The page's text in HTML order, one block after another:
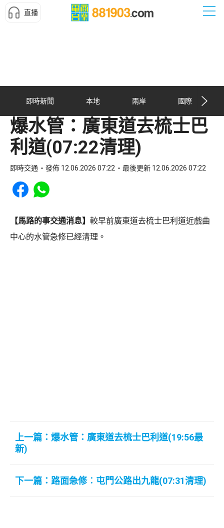
直播
即時新聞 本地 兩岸 國際
爆水管：廣東道去梳士巴
利道(07:22清理)
即時交通 發佈 12.06.2026 07:22 最後更新 12.06.2026 07:22
Share to Facebook
Share to WhatsApp
【馬路的事交通消息】 較早前廣東道去梳士巴利道近戲曲
中心的水管急修已經清理。
上一篇：爆水管：廣東道去梳士巴利道(19:56最
新)
下一篇：路面急修︰屯門公路出九龍(07:31清理)